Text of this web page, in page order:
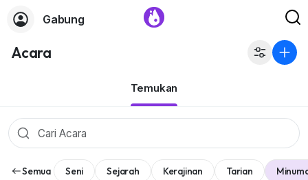
Gabung
Acara
Temukan
Semua Seni Sejarah Kerajinan Tarian